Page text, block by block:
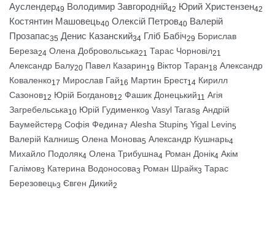
Ауслендер49 Володимир Завгородній42 Юрий Христензен42
Костянтин Машовець40 Олексій Петров40 Валерій
Прозапас35 Денис Казанский34 Гліб Бабіч29 Борислав
Береза24 Олена Добровольська21 Тарас Чорновіл21
Александр Балу20 Павел Казарин19 Віктор Таран18 Александр
Коваленко17 Мирослав Гай16 Мартин Брест14 Кирилл
Сазонов12 Юрій Богданов12 Фашик Донецький11 Агія
Загребельська10 Юрій Гудименко9 Vasyl Taras8 Андрій
Баумейстер8 Софія Федина7 Alesha Stupin5 Yigal Levin5
Валерій Калниш5 Олена Монова5 Александр Кушнарь4
Михайло Подоляк4 Олена Трибушна4 Роман Донік4 Акім
Галімов3 Катерина Водоносова3 Роман Шрайк3 Тарас
Березовець3 Євген Дикий2